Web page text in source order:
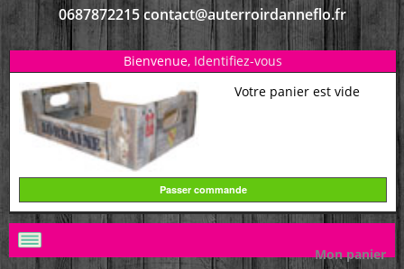
0687872215 contact@auterroirdanneflo.fr
Bienvenue, Identifiez-vous
Votre panier est vide
Passer commande
Mon panier